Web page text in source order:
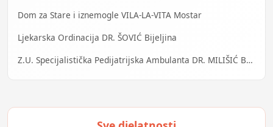
Dom za Stare i iznemogle VILA-LA-VITA Mostar
Ljekarska Ordinacija DR. ŠOVIĆ Bijeljina
Z.U. Specijalistička Pedijatrijska Ambulanta DR. MILIŠIĆ Banja Luka